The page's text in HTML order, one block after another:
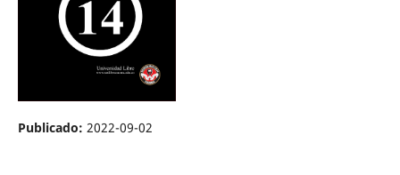
Publicado: 2022-09-02